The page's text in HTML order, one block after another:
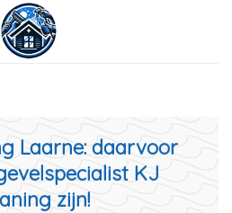
Laarne: daarvoor
KJ
zijn!